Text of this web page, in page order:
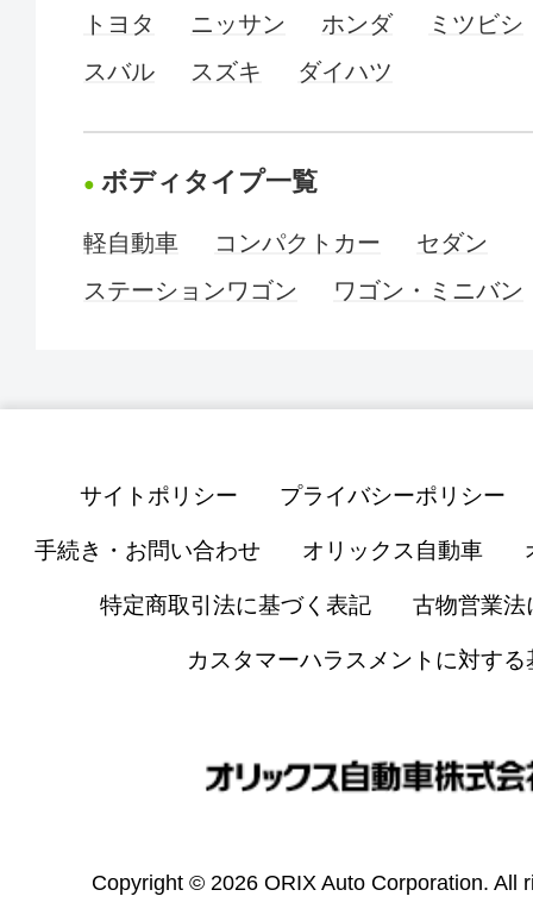
トヨタ ニッサン ホンダ
ミツビシ
スバル
スズキ ダイハツ
ボディタイプ一覧
軽自動車 コンパクトカー
セダン
ステーションワゴン
ワゴン・ミニバン
サイトポリシー プライバシーポリシー
手続き・お問い合わせ オリックス自動車
特定商取引法に基づく表記 古物営業法
カスタマーハラスメントに対する
Copyright © 2026 ORIX Auto Corporation. All